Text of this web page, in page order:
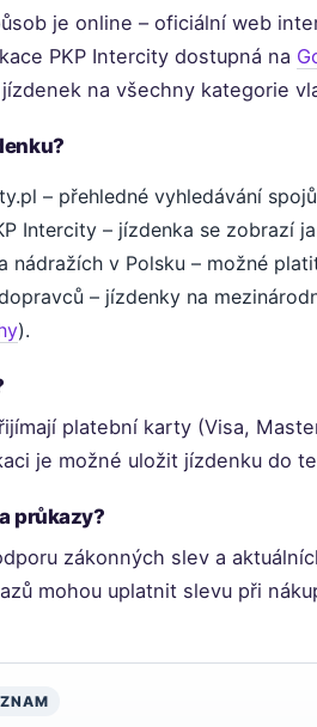
je online – oficiální web
PKP Intercity dostupná na
na všechny kategorie
– přehledné vyhledávání
Intercity – jízdenka se zobrazí
nádražích v Polsku – možné
– jízdenky na
).
platební karty (Visa,
je možné uložit jízdenku do
průkazy?
zákonných slev a
mohou uplatnit slevu při